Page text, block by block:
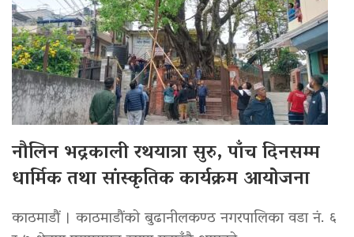
नौलिन भद्रकाली रथयात्रा सुरु, पाँच दिनसम्म
धार्मिक तथा सांस्कृतिक कार्यक्रम आयोजना
काठमाडौं । काठमाडौंको बुढानीलकण्ठ नगरपालिका वडा नं. ६